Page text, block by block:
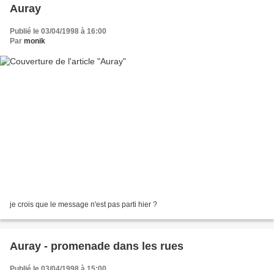
Auray
Publié le 03/04/1998 à 16:00
Par monik
je crois que le message n'est pas parti hier ?
Auray - promenade dans les rues